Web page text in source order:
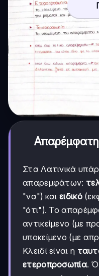
Στα Λατινικά
απαρεμφάτων:
"να") καιειδικό
"ότι"). Το
αντικείμενο (με
υποκείμενο (με
Κλειδί είναι η
ετεροπροσωπία.